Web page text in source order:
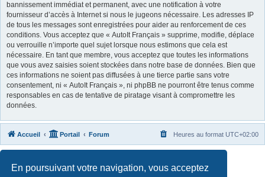
En poursuivant votre navigation, vous acceptez
bannissement immédiat et permanent, avec une notification à votre
fournisseur d’accès à Internet si nous le jugeons nécessaire. Les adresses IP
de tous les messages sont enregistrées pour aider au renforcement de ces
conditions. Vous acceptez que « AutoIt Français » supprime, modifie, déplace
ou verrouille n’importe quel sujet lorsque nous estimons que cela est
nécessaire. En tant que membre, vous acceptez que toutes les informations
que vous avez saisies soient stockées dans notre base de données. Bien que
ces informations ne soient pas diffusées à une tierce partie sans votre
consentement, ni « AutoIt Français », ni phpBB ne pourront être tenus comme
responsables en cas de tentative de piratage visant à compromettre les
données.
Accueil Portail Forum Heures au format UTC+02:00
Traduit parphpBB-fr.com